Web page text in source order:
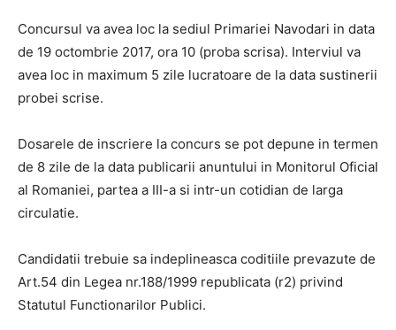
Concursul va avea loc la sediul Primariei Navodari in data
de 19 octombrie 2017, ora 10 (proba scrisa). Interviul va
avea loc in maximum 5 zile lucratoare de la data sustinerii
probei scrise.
Dosarele de inscriere la concurs se pot depune in termen
de 8 zile de la data publicarii anuntului in Monitorul Oficial
al Romaniei, partea a III-a si intr-un cotidian de larga
circulatie.
Candidatii trebuie sa indeplineasca coditiile prevazute de
Art.54 din Legea nr.188/1999 republicata (r2) privind
Statutul Functionarilor Publici.